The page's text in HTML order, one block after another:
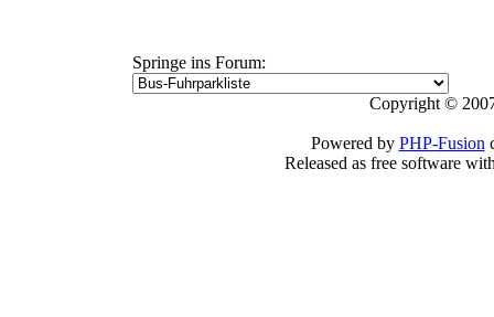
Springe ins Forum:
Copyright ©
Powered by PHP-Fusion
Released as free software